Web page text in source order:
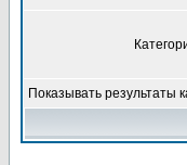
Показывать результаты